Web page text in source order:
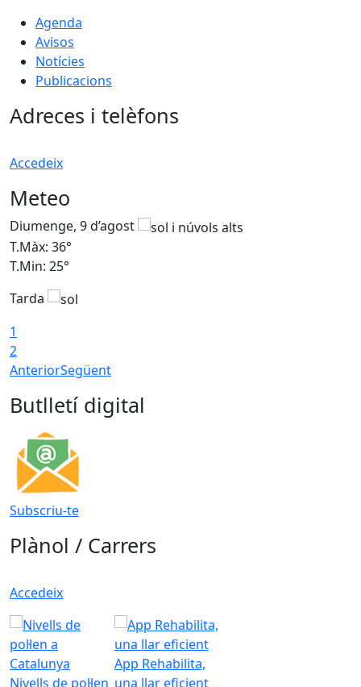
Agenda
Avisos
Notícies
Publicacions
Adreces i telèfons
Accedeix
Meteo
Diumenge, 9 d’agost
T.Màx: 36°
T.Min: 25°
Tarda
1
2
AnteriorSegüent
Butlletí digital
Subscriu-te
Plànol / Carrers
Accedeix
Nivells de pol·len
App Rehabilita,
una llar eficient